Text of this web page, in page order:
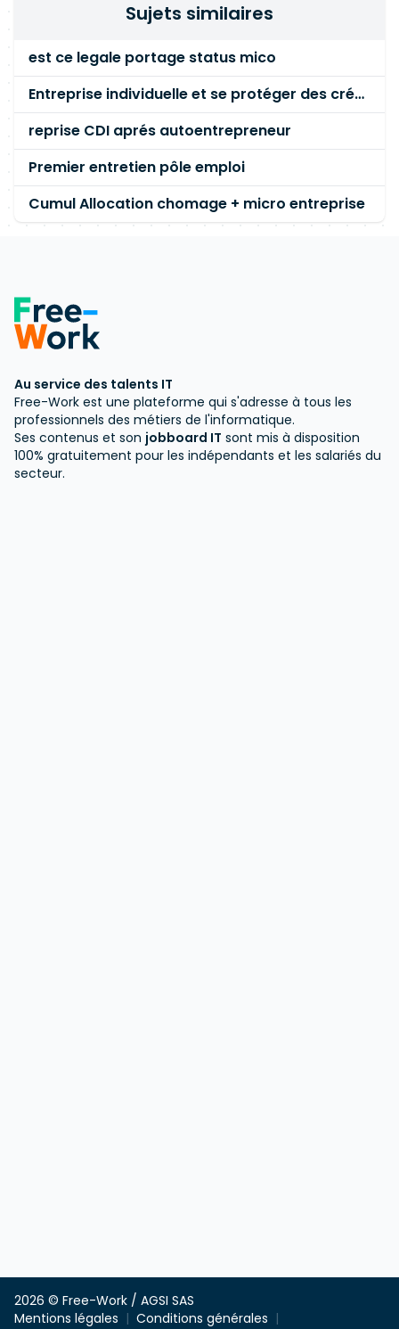
Sujets similaires
est ce legale portage status mico
Entreprise individuelle et se protéger des créanciers ?
reprise CDI aprés autoentrepreneur
Premier entretien pôle emploi
Cumul Allocation chomage + micro entreprise
Au service des talents IT
Free-Work est une plateforme qui s'adresse à tous les
professionnels des métiers de l'informatique.
Ses contenus et son jobboard IT sont mis à disposition
100% gratuitement pour les indépendants et les salariés du
secteur.
2026 © Free-Work / AGSI SAS
Mentions légales
Conditions générales